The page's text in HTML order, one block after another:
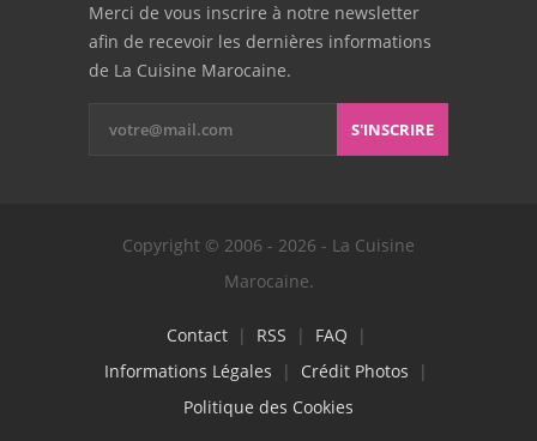
Merci de vous inscrire à notre newsletter
afin de recevoir les dernières informations
de La Cuisine Marocaine.
S'INSCRIRE
Copyright © 2006 - 2026 - La Cuisine
Marocaine.
Contact| RSS | FAQ |
Informations Légales | Crédit Photos |
Politique des Cookies